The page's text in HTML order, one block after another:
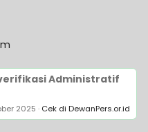
Administratif
2025 · Cek di DewanPers.or.id